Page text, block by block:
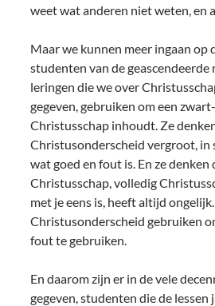
weet wat anderen niet weten, en
Maar we kunnen meer ingaan op
studenten van de
leringen die we over
gegeven, gebruiken om een
Christusschap inhoudt. Ze
Christusonderscheid vergroot, in
wat goed en fout is. En ze
Christusschap, volledig
met je eens is, heeft altijd
Christusonderscheid gebruiken
fout te gebruiken.
En daarom zijn er in de vele
gegeven, studenten die de